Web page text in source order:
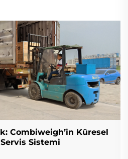
Combiweigh’in Küresel
Sistemi